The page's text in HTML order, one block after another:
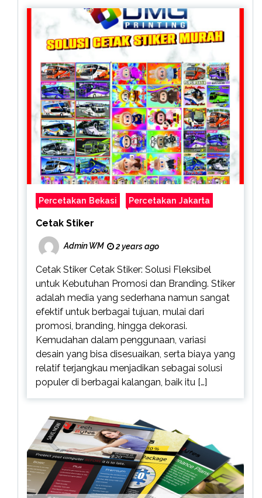
Percetakan Bekasi Percetakan Jakarta
Cetak Stiker
Admin WM 2 years ago
Cetak Stiker Cetak Stiker: Solusi Fleksibel
untuk Kebutuhan Promosi dan Branding. Stiker
adalah media yang sederhana namun sangat
efektif untuk berbagai tujuan, mulai dari
promosi, branding, hingga dekorasi.
Kemudahan dalam penggunaan, variasi
desain yang bisa disesuaikan, serta biaya yang
relatif terjangkau menjadikan sebagai solusi
populer di berbagai kalangan, baik itu […]